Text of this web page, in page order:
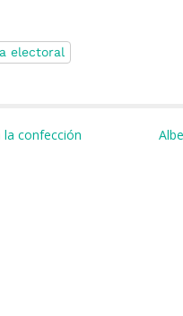
electoral
confección